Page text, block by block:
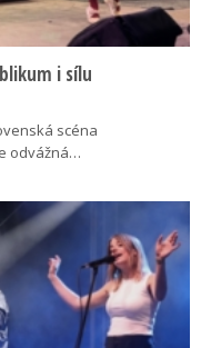
i sílu
scéna
odvážná…